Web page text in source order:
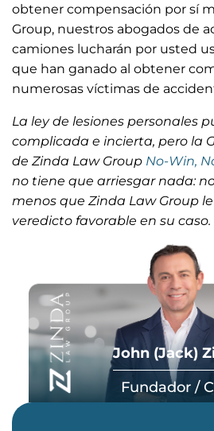
obtener compensación por sí
Group, nuestros abogados de
camiones lucharán por usted
que han ganado al obtener
numerosas víctimas de
La ley de lesiones personales
complicada e incierta, pero la
de Zinda Law Group No-Win,
no tiene que arriesgar nada:
menos que Zinda Law Group
veredicto favorable en su caso.
John (Jack)
Fundador /